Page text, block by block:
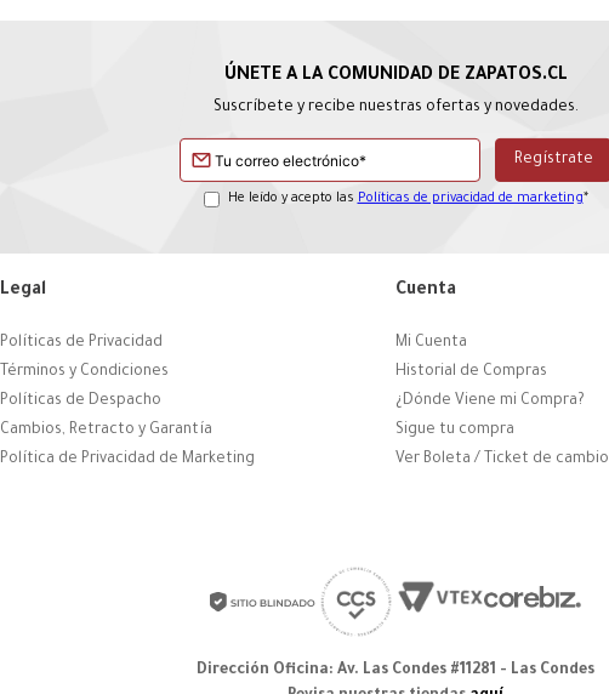
Suscríbete y recibe nuestras ofertas y novedades.
He leído y acepto las Políticas de privacidad de marketing*
Legal
Políticas de Privacidad
Términos y Condiciones
Políticas de Despacho
Cambios, Retracto y Garantía
Política de Privacidad de Marketing
Cuenta
Mi Cuenta
Historial de Compras
¿Dónde Viene mi Compra?
Sigue tu compra
Ver Boleta / Ticket de cambio
Dirección Oficina: Av. Las Condes #11281 - Las Condes
Revisa nuestras tiendas aquí